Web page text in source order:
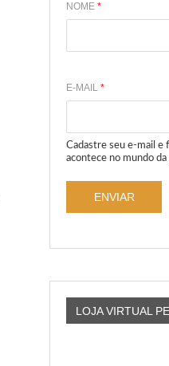
NOME *
E-MAIL *
Cadastre seu e-mail e
acontece no mundo da
ENVIAR
LOJA VIRTUAL